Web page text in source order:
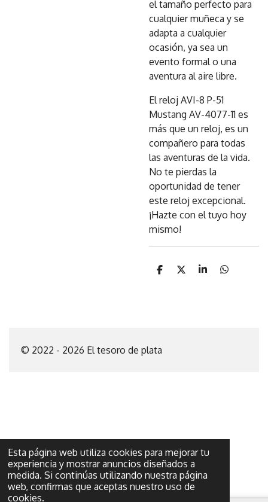
Esta página web utiliza cookies para mejorar tu
experiencia y mostrar anuncios diseñados a
medida. Si continúas utilizando nuestra página
web, confirmas que aceptas nuestro uso de
cookies.
el tamaño perfecto para
cualquier muñeca y se
adapta a cualquier
ocasión, ya sea un
evento formal o una
aventura al aire libre.
El reloj AVI-8 P-51
Mustang AV-4077-11 es
más que un reloj, es un
compañero para todas
las aventuras de la vida.
No te pierdas la
oportunidad de tener
este reloj excepcional.
¡Hazte con el tuyo hoy
mismo!
C
r
C
C
C
© 2022 - 2026 El tesoro de plata